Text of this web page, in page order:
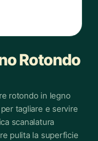
Rotondo
rotondo in legno
tagliare e servire
scanalatura
pulita la superficie